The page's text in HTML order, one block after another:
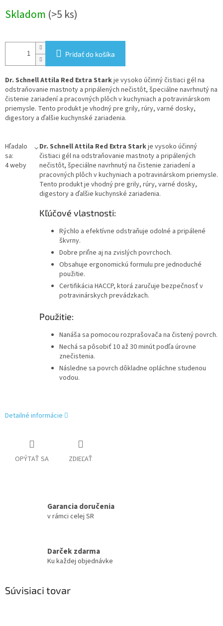
cena:
Skladom (>5 ks)
Pridať do košíka
Dr. Schnell Attila Red Extra Starkje vysoko účinný čistiaci gél na
odstraňovanie mastnoty a pripálených nečistôt, špeciálne navrhnutý na
čistenie zariadení a pracovných plôch v kuchyniach a potravinárskom
priemysle. Tento produkt je vhodný pre grily, rúry, varné dosky,
digestory a ďalšie kuchynské zariadenia.
Hľadalo
sa:
4 weby
Dr. Schnell Attila Red Extra Starkje vysoko účinný
čistiaci gél na odstraňovanie mastnoty a pripálených
nečistôt, špeciálne navrhnutý na čistenie zariadení a
pracovných plôch v kuchyniach a potravinárskom priemysle.
Tento produkt je vhodný pre grily, rúry, varné dosky,
digestory a ďalšie kuchynské zariadenia.
Kľúčové vlastnosti:
Rýchlo a efektívne odstraňuje odolné a pripálené
škvrny.
Dobre priľne aj na zvislých povrchoch.
Obsahuje ergonomickú formulu pre jednoduché
použitie.
Certifikácia HACCP, ktorá zaručuje bezpečnosť v
potravinárskych prevádzkach.
Použitie:
Nanáša sa pomocou rozprašovača na čistený povrch.
Nechá sa pôsobiť 10 až 30 minút podľa úrovne
znečistenia.
Následne sa povrch dôkladne opláchne studenou
vodou.
Detailné informácie
OPÝTAŤ SA ZDIEĽAŤ
Garancia doručenia
v rámci celej SR
Darček zdarma
Ku každej objednávke
Súvisiaci tovar